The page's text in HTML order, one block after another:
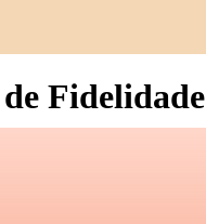
Fidelidade